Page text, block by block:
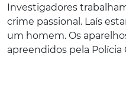
Investigadores
crime passional. Laís
um homem. Os
apreendidos pela Polícia